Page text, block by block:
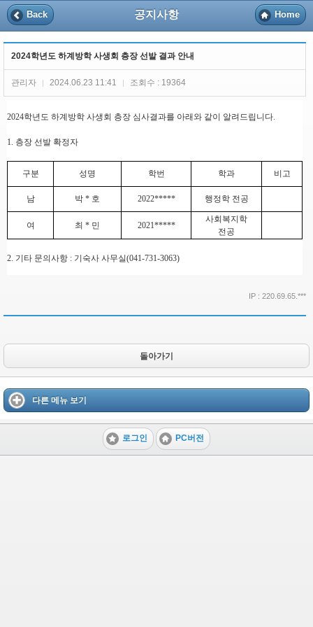
Back 공지사항 Home
2024학년도 하계방학 사생회 층장 선발 결과 안내
관리자 2024.06.23 11:41 조회수 : 19364
2024학년도 하계방학 사생회 층장 심사결과를 아래와 같이 알려드립니다.
1. 층장 선발 확정자
구분 성명 학번 학과 비고
남 박 * 호 2022***** 행정학 전공
여 최 * 민 2021*****
사회복지학
전공
2. 기타 문의사항 : 기숙사 사무실(041-731-3063)
IP : 220.69.65.***
돌아가기
다른 메뉴 보기
로그인 PC버전